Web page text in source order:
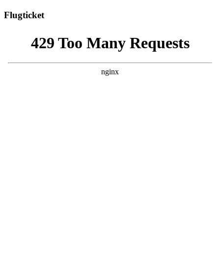
Flugticket